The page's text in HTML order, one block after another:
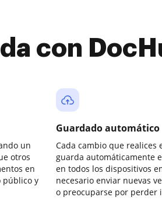
con
un
otros
en
público y
Guardado automático
Cada cambio que realices
guarda automáticamente
en todos los dispositivos
necesario enviar nuevas
o preocuparse por perder